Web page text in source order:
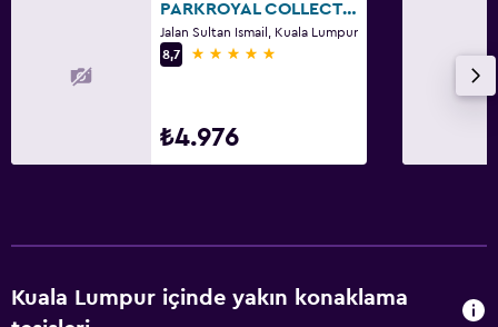
PARKROYAL COLLECTION Kuala Lumpur
Jalan Sultan Ismail, Kuala Lumpur
8,7
5 yıldız
₺4.976
Kuala Lumpur içinde yakın konaklama